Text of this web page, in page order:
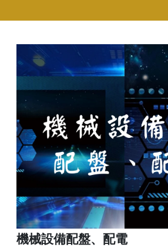
機械設備配盤、配電